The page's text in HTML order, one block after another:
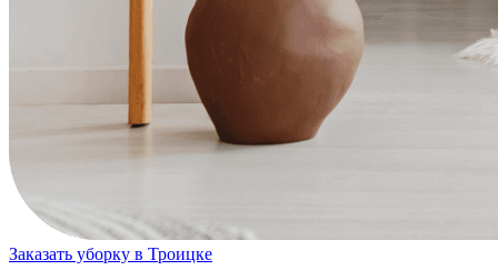
Заказать уборку в Троицке